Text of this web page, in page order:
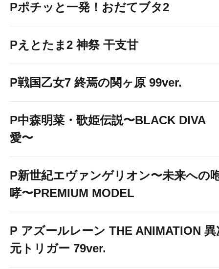
Pポチッと一発！おだてブタ2
Pえとたま2 神祭 干支甘
P戦国乙女7 終焉の関ヶ原 99ver.
P中森明菜・歌姫伝説〜BLACK DIVA
愛〜
P新世紀エヴァンゲリオン〜未来への
哮〜PREMIUM MODEL
P アズールレーン THE ANIMATION 異
元トリガー 79ver.